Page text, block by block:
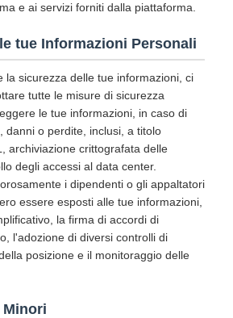
e ai servizi forniti dalla piattaforma.
tue Informazioni Personali
la sicurezza delle tue informazioni, ci
tutte le misure di sicurezza
le tue informazioni, in caso di
danni o perdite, inclusi, a titolo
archiviazione crittografata delle
degli accessi al data center.
i dipendenti o gli appaltatori
essere esposti alle tue informazioni,
la firma di accordi di
l'adozione di diversi controlli di
posizione e il monitoraggio delle
Minori